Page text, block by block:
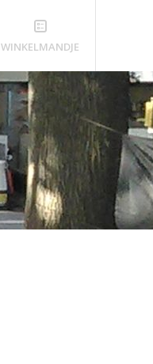
WINKELMANDJE